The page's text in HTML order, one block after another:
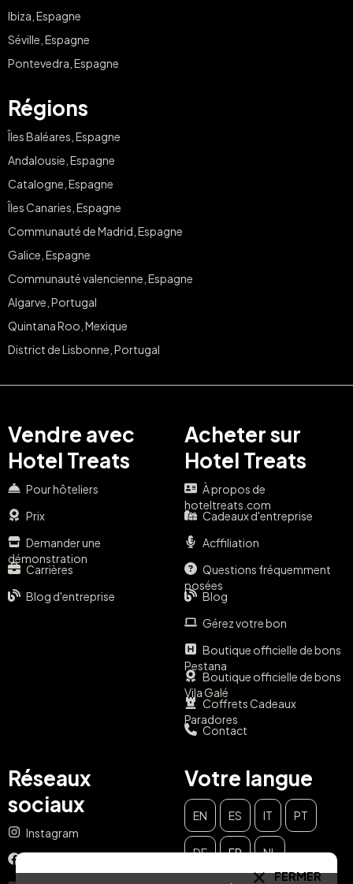
Ibiza, Espagne
Séville, Espagne
Pontevedra, Espagne
Régions
Îles Baléares, Espagne
Andalousie, Espagne
Catalogne, Espagne
Îles Canaries, Espagne
Communauté de Madrid, Espagne
Galice, Espagne
Communauté valencienne, Espagne
Algarve, Portugal
Quintana Roo, Mexique
District de Lisbonne, Portugal
Vendre avec
Hotel Treats
Pour hôteliers
Prix
Demander une
démonstration
Carrières
Blog d'entreprise
Acheter sur
Hotel Treats
À propos de
hoteltreats.com
Cadeaux d'entreprise
Acffiliation
Questions fréquemment
posées
Blog
Gérez votre bon
Boutique officielle de bons
Pestana
Boutique officielle de bons
Vila Galé
Coffrets Cadeaux
Paradores
Contact
Réseaux
sociaux
Instagram
Votre langue
EN ES IT PT
DE FR
NL
FERMER